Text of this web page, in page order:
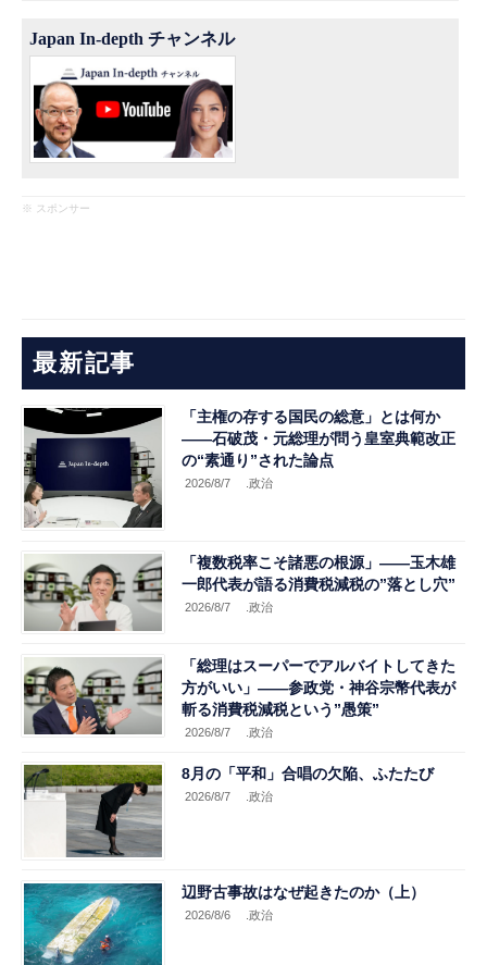
Japan In-depth チャンネル
※ スポンサー
最新記事
「主権の存する国民の総意」とは何か
――石破茂・元総理が問う皇室典範改正
の“素通り”された論点
2026/8/7 .政治
「複数税率こそ諸悪の根源」――玉木雄
一郎代表が語る消費税減税の”落とし穴”
2026/8/7 .政治
「総理はスーパーでアルバイトしてきた
方がいい」――参政党・神谷宗幣代表が
斬る消費税減税という”愚策”
2026/8/7 .政治
8月の「平和」合唱の欠陥、ふたたび
2026/8/7 .政治
辺野古事故はなぜ起きたのか（上）
2026/8/6 .政治